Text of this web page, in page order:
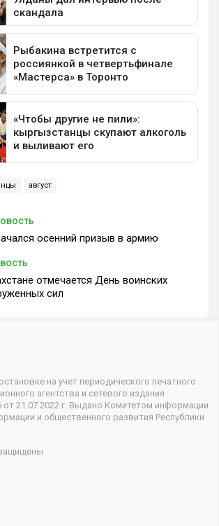
август
осенний призыв в армию
отмечается День воинских
сил
на учет периодического печатного
агентства и сетевого издания
от 21.07.2022 г. Выдано Комитетом информации
и общественного развития Республики